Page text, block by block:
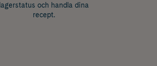
lagerstatus och handla dina
recept.